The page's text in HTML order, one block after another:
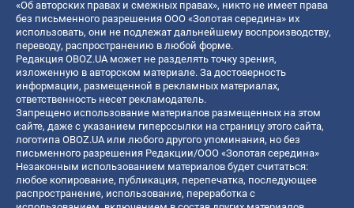
«Об авторских правах и смежных правах», никто не имеет права
без письменного разрешения ООО «Золотая середина» их
использовать, они не подлежат дальнейшему воспроизводству,
переводу, распространению в любой форме.
Редакция OBOZ.UA может не разделять точку зрения,
изложенную в авторском материале. За достоверность
информации, размещенной в рекламных материалах,
ответственность несет рекламодатель.
Запрещено использование материалов размещенных на этом
сайте, даже с указанием гиперссылки на страницу этого сайта,
логотипа OBOZ.UA или любого другого упоминания, но без
письменного разрешения Редакции/ООО «Золотая середина»
Незаконным использованием материалов будет считаться:
любое копирование, публикация, перепечатка, последующее
распространение, использование, переработка с